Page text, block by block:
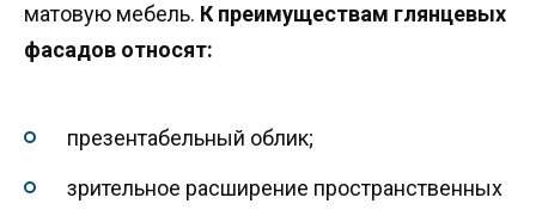
матовую мебель. К преимуществам глянцевых
фасадов относят:
презентабельный облик;
зрительное расширение пространственных